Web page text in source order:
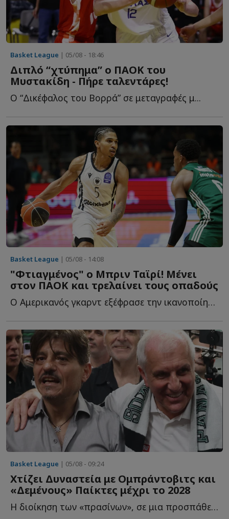
Basket League | 05/08 - 18:46
Διπλό “χτύπημα” ο ΠΑΟΚ του
Μυστακίδη - Πήρε ταλεντάρες!
Ο “Δικέφαλος του Βορρά” σε μεταγραφές μ...
Basket League | 05/08 - 14:08
"Φτιαγμένος" ο Μπριν Ταϊρί! Μένει
στον ΠΑΟΚ και τρελαίνει τους οπαδούς
Ο Αμερικανός γκαρντ εξέφρασε την ικανοποίησή του για τ...
Basket League | 05/08 - 09:24
Χτίζει Δυναστεία με Ομπράντοβιτς και
«Δεμένους» Παίκτες μέχρι το 2028
Η διοίκηση των «πρασίνων», σε μια προσπάθεια να επαναφέρει τ...